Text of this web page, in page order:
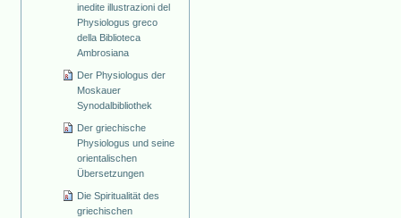
inedite illustrazioni del
Physiologus greco
della Biblioteca
Ambrosiana
Der Physiologus der
Moskauer
Synodalbibliothek
Der griechische
Physiologus und seine
orientalischen
Übersetzungen
Die Spiritualität des
griechischen